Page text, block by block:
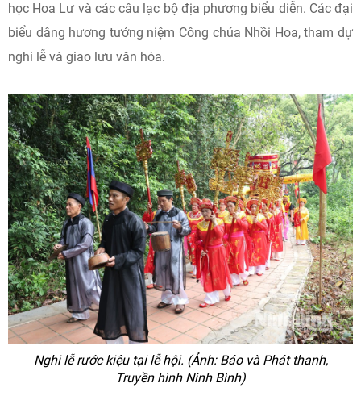
học Hoa Lư và các câu lạc bộ địa phương biểu diễn. Các đại
biểu dâng hương tưởng niệm Công chúa Nhồi Hoa, tham dự
nghi lễ và giao lưu văn hóa.
Nghi lễ rước kiệu tại lễ hội. (Ảnh: Báo và Phát thanh,
Truyền hình Ninh Bình)